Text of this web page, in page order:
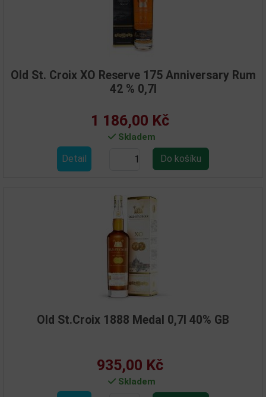
Old St. Croix XO Reserve 175 Anniversary Rum
42 % 0,7l
1 186,00 Kč
Skladem
Detail
Old St.Croix 1888 Medal 0,7l 40% GB
935,00 Kč
Skladem